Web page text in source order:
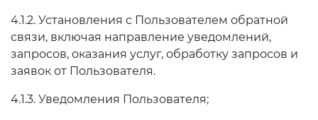
4.1.2. Установления с Пользователем обратной
связи, включая направление уведомлений,
запросов, оказания услуг, обработку запросов и
заявок от Пользователя.
4.1.3. Уведомления Пользователя;